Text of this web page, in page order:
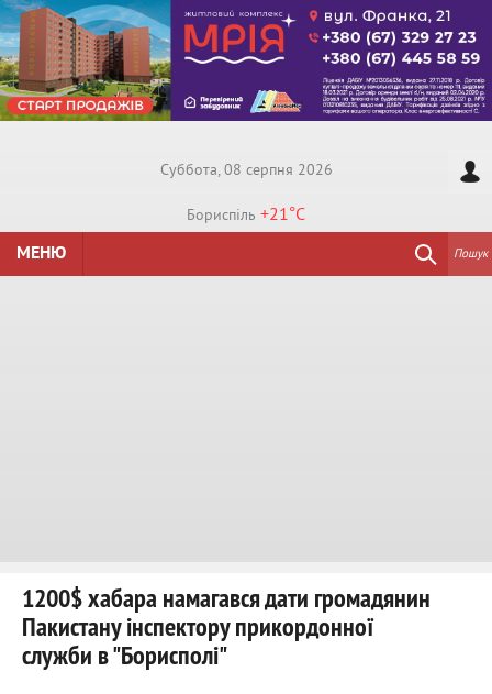
Суббота, 08 серпня 2026
Бориспiль +21°C
МЕНЮ
Пошук
1200$ хабара намагався дати громадянин
Пакистану інспектору прикордонної
служби в "Борисполі"